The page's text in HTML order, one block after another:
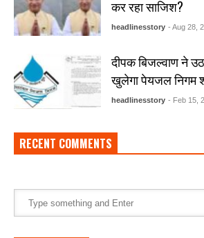
कर रहा साजिश?
headlinesstory - Aug 28,
दीपक बिजल्वाण ने
खुलेगा पेयजल निगम
headlinesstory - Feb 15,
RECENT COMMENTS